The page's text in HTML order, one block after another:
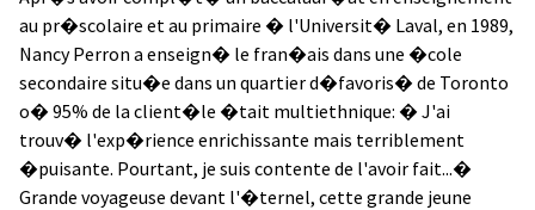
au pr�scolaire et au primaire � l'Universit� Laval, en 1989,
Nancy Perron a enseign� le fran�ais dans une �cole
secondaire situ�e dans un quartier d�favoris� de Toronto
o� 95% de la client�le �tait multiethnique: � J'ai
trouv� l'exp�rience enrichissante mais terriblement
�puisante. Pourtant, je suis contente de l'avoir fait...�
Grande voyageuse devant l'�ternel, cette grande jeune